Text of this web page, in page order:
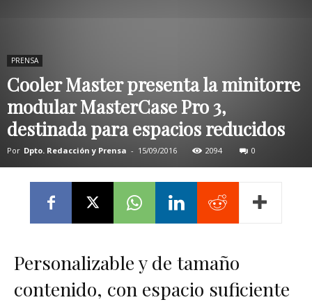
PRENSA
Cooler Master presenta la minitorre
modular MasterCase Pro 3,
destinada para espacios reducidos
Por Dpto. Redacción y Prensa - 15/09/2016 2094 0
Personalizable y de tamaño
contenido, con espacio suficiente